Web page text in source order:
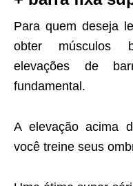
Para quem deseja
obter músculos
elevações de
fundamental.
A elevação acima
você treine seus